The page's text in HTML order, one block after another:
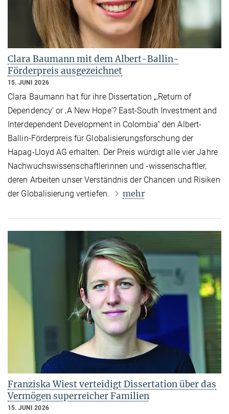
Clara Baumann mit dem Albert-Ballin-
Förderpreis ausgezeichnet
15. JUNI 2026
Clara Baumann hat für ihre Dissertation „‚Return of
Dependency‘ or ‚A New Hope‘? East-South Investment and
Interdependent Development in Colombia“ den Albert-
Ballin-Förderpreis für Globalisierungsforschung der
Hapag-Lloyd AG erhalten. Der Preis würdigt alle vier Jahre
Nachwuchswissenschaftlerinnen und -wissenschaftler,
deren Arbeiten unser Verständnis der Chancen und Risiken
der Globalisierung vertiefen.
mehr
Franziska Wiest verteidigt Dissertation über das
Vermögen superreicher Familien
15. JUNI 2026